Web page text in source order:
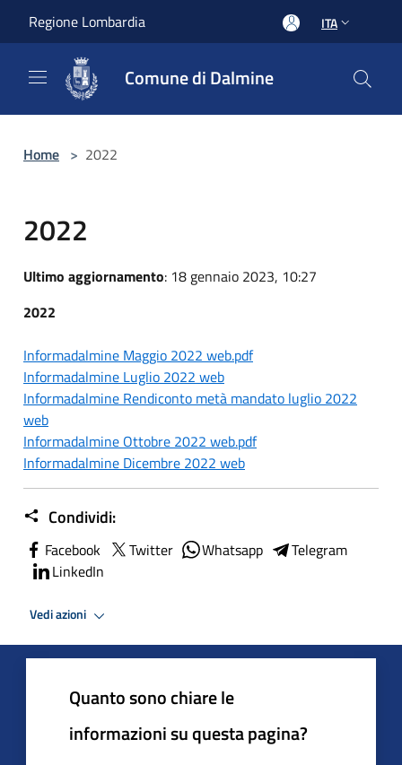
Regione Lombardia ITA
Comune di Dalmine
Home > 2022
2022
Ultimo aggiornamento: 18 gennaio 2023, 10:27
2022
Informadalmine Maggio 2022 web.pdf
Informadalmine Luglio 2022 web
Informadalmine Rendiconto metà mandato luglio 2022
web
Informadalmine Ottobre 2022 web.pdf
Informadalmine Dicembre 2022 web
Condividi:
Facebook Twitter Whatsapp
Telegram
LinkedIn
Vedi azioni
Quanto sono chiare le
informazioni su questa pagina?